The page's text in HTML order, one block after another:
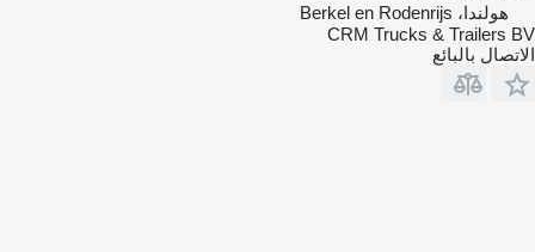
هولندا، Berkel en Rodenrijs
CRM Trucks & Trailers BV
الاتصال بالبائع